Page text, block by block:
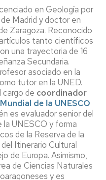
en Geología por
Madrid y doctor en
Zaragoza. Reconocido
tanto científicos
una trayectoria de 16
Secundaria.
asociado en la
tutor en la UNED.
de coordinador
de la UNESCO
es evaluador senior del
la UNESCO y forma
de la Reserva de la
Itinerario Cultural
de Europa. Asimismo,
de Ciencias Naturales
y es